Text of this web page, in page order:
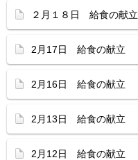
２月１８日 給食の献立
2月17日 給食の献立
2月16日 給食の献立
2月13日 給食の献立
2月12日 給食の献立